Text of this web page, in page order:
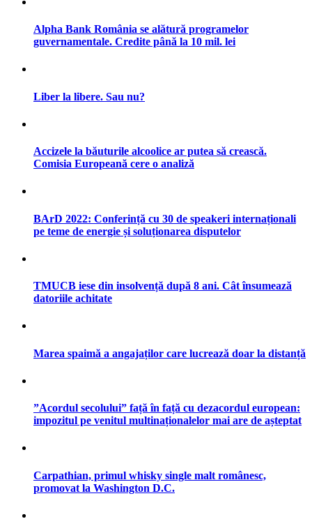
Alpha Bank România se alătură programelor
guvernamentale. Credite până la 10 mil. lei
Liber la libere. Sau nu?
Accizele la băuturile alcoolice ar putea să crească.
Comisia Europeană cere o analiză
BArD 2022: Conferință cu 30 de speakeri internaționali
pe teme de energie și soluționarea disputelor
TMUCB iese din insolvență după 8 ani. Cât însumează
datoriile achitate
Marea spaimă a angajaților care lucrează doar la distanță
”Acordul secolului” față în față cu dezacordul european:
impozitul pe venitul multinaționalelor mai are de așteptat
Carpathian, primul whisky single malt românesc,
promovat la Washington D.C.